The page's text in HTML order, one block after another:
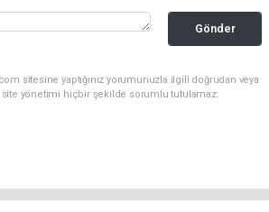
Gönder
sitesine yaptığınız yorumunuzla ilgili doğrudan veya
site yönetimi hiçbir şekilde sorumlu tutulamaz.